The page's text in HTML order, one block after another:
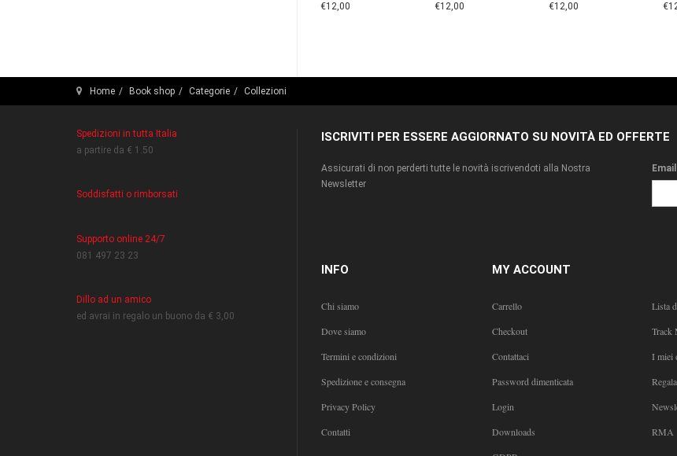
€12,00 €12,00 €12,00
Home Book shop Categorie Collezioni
Spedizioni in tutta Italia
a partire da € 1.50
Soddisfatti o rimborsati
Supporto online 24/7
081 497 23 23
Dillo ad un amico
ed avrai in regalo un buono da € 3,00
ISCRIVITI PER ESSERE AGGIORNATO SU NOVITÀ ED OFFERTE
Assicurati di non perderti tutte le novità iscrivendoti alla Nostra
Newsletter
Email
INFO
Chi siamo
Dove siamo
Termini e condizioni
Spedizione e consegna
Privacy Policy
Contatti
MY ACCOUNT
Carrello
Lista
Checkout
Track
Contattaci
I miei
Password dimenticata
Login
Downloads
RMA